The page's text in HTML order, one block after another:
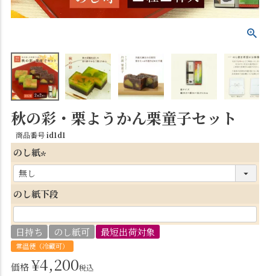
秋の彩・栗ようかん栗童子セット
商品番号id1d1
のし紙
必
須
のし紙下段
日持ち のし紙可 最短出荷対象
常温便（冷蔵可）
価格¥4,200税込